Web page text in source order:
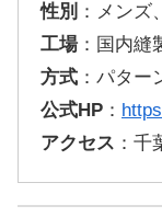
性別 ：メンズ
工場：国内縫
方式 ：パター
公式HP ：
アクセス ：